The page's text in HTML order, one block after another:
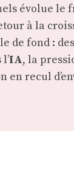
évolue le
à la
de fond :
IA, la
en recul